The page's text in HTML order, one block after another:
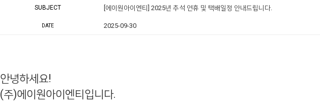
SUBJECT [에이원아이엔티] 2025년 추석 연휴 및 택배일정 안내드립니다.
DATE 2025-09-30
안녕하세요!
(주)에이원아이엔티입니다.